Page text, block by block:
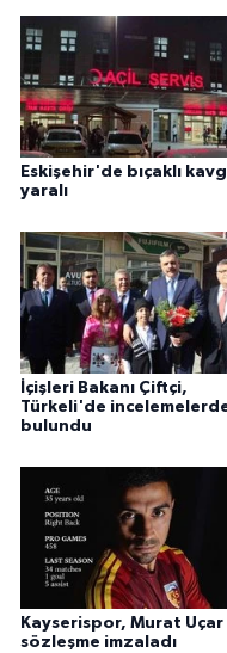
Eskişehir'de bıçaklı
yaralı
İçişleri Bakanı Çiftçi,
Türkeli'de
bulundu
Kayserispor, Murat Uçar
sözleşme imzaladı